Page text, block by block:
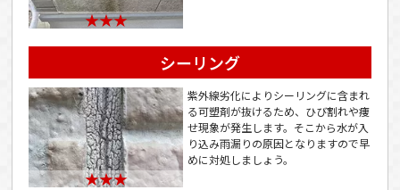
★★★
シーリング
★★★
紫外線劣化によりシーリングに含まれ
る可塑剤が抜けるため、ひび割れや痩
せ現象が発生します。そこから水が入
り込み雨漏りの原因となりますので早
めに対処しましょう。